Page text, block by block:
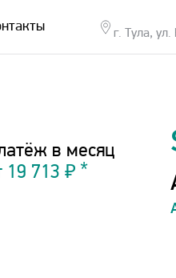
г. Тула,
в месяц
19 713 ₽